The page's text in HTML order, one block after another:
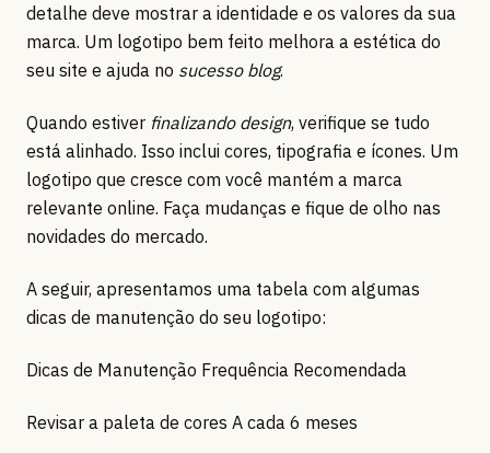
detalhe deve mostrar a identidade e os valores da sua
marca. Um logotipo bem feito melhora a estética do
seu site e ajuda no sucesso blog.
Quando estiver finalizando design, verifique se tudo
está alinhado. Isso inclui cores, tipografia e ícones. Um
logotipo que cresce com você mantém a marca
relevante online. Faça mudanças e fique de olho nas
novidades do mercado.
A seguir, apresentamos uma tabela com algumas
dicas de manutenção do seu logotipo:
Dicas de Manutenção Frequência Recomendada
Revisar a paleta de cores A cada 6 meses